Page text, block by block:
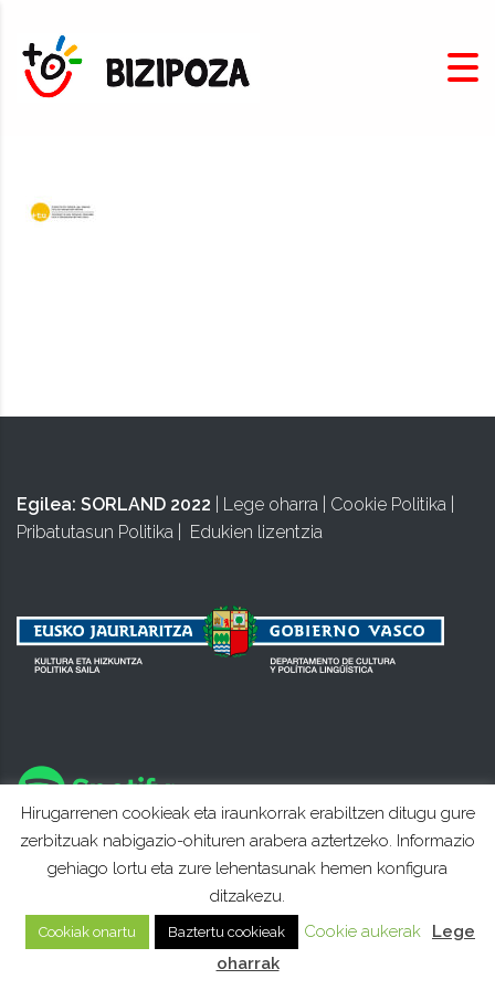
Egilea: SORLAND 2022 Lege oharra Cookie Politika
Pribatutasun Politika
Edukien lizentzia
Hirugarrenen cookieak eta iraunkorrak erabiltzen ditugu gure
zerbitzuak nabigazio-ohituren arabera aztertzeko. Informazio
gehiago lortu eta zure lehentasunak hemen konfigura
ditzakezu.
Cookiak onartu Baztertu cookieak Cookie aukerak
Lege
oharrak